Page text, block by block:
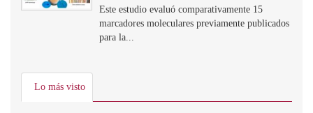
Este estudio evaluó comparativamente 15
marcadores moleculares previamente publicados
para la...
Lo más visto